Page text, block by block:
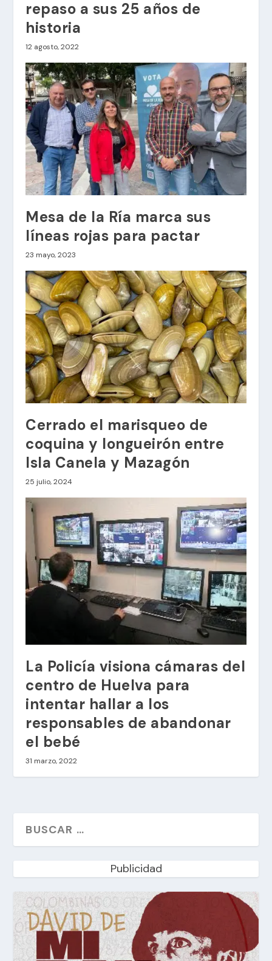
repaso a sus 25 años de
historia
12 agosto, 2022
Mesa de la Ría marca sus
líneas rojas para pactar
23 mayo, 2023
Cerrado el marisqueo de
coquina y longueirón entre
Isla Canela y Mazagón
25 julio, 2024
La Policía visiona cámaras del
centro de Huelva para
intentar hallar a los
responsables de abandonar
el bebé
31 marzo, 2022
Publicidad